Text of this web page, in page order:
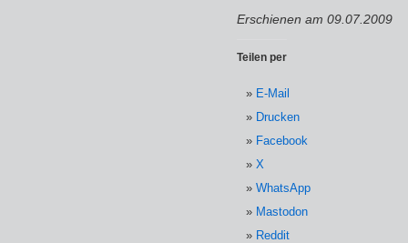
Erschienen am 09.07.2009
Teilen per
E-Mail
Drucken
Facebook
X
WhatsApp
Mastodon
Reddit